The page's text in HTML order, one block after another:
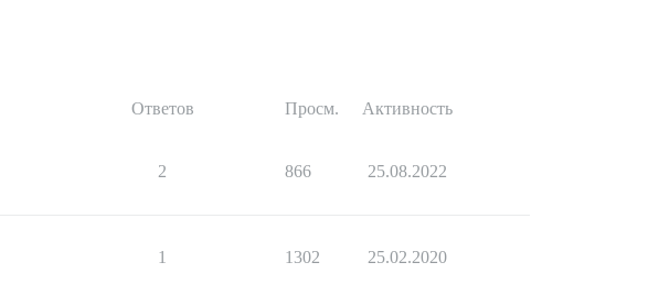
Ответов Просм. Активность
2 866 25.08.2022
1 1302 25.02.2020